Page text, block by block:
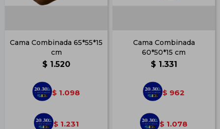
Cama Combinada 65*55*15
cm
$ 1.520
$ 1.098
$ 1.231
Cama Combinada
60*50*15 cm
$ 1.331
$ 962
$ 1.078